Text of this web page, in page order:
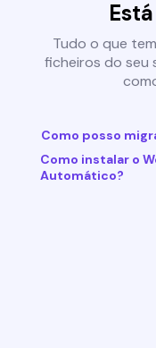
Tudo o que
ficheiros do seu
Como posso
Como instalar o
Automático?